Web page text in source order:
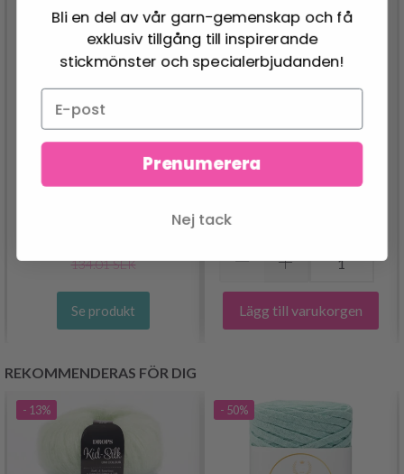
BRODERIBESLAG
COPENHAGEN, 1 SET
134.01 SEK
Se produkt
BRODERIKIT TOMTE
MATAR FÅGLAR 170
Lägg till varukorgen
REKOMMENDERAS FÖR DIG
- 13% - 50%
Bli en del av vår garn-gemenskap och få
exklusiv tillgång till inspirerande
stickmönster och specialerbjudanden!
Prenumerera
Nej tack